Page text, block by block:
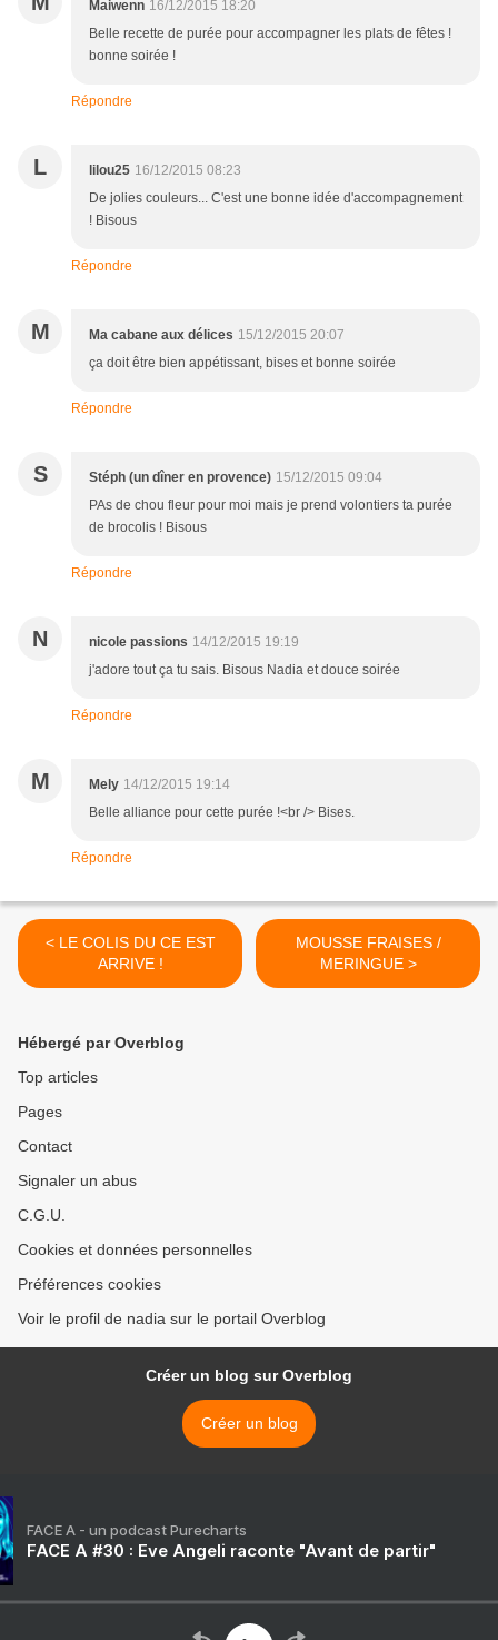
Maiwenn 16/12/2015 18:20
Belle recette de purée pour accompagner les plats de fêtes !
bonne soirée !
Répondre
L lilou25 16/12/2015 08:23
De jolies couleurs... C'est une bonne idée d'accompagnement
! Bisous
Répondre
M Ma cabane aux délices 15/12/2015 20:07
ça doit être bien appétissant, bises et bonne soirée
Répondre
S Stéph (un dîner en provence) 15/12/2015 09:04
PAs de chou fleur pour moi mais je prend volontiers ta purée
de brocolis ! Bisous
Répondre
N nicole passions 14/12/2015 19:19
j'adore tout ça tu sais. Bisous Nadia et douce soirée
Répondre
M Mely 14/12/2015 19:14
Belle alliance pour cette purée !<br /> Bises.
Répondre
< LE COLIS DU CE EST
ARRIVE !
MOUSSE FRAISES /
MERINGUE >
Hébergé par Overblog
Top articles
Pages
Contact
Signaler un abus
C.G.U.
Cookies et données personnelles
Préférences cookies
Voir le profil de nadia sur le portail Overblog
Créer un blog sur Overblog
Créer un blog
FACE A - un podcast Purecharts
FACE A #30 : Eve Angeli raconte "Avant de partir"